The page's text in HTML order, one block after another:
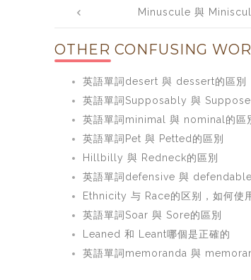
navigationMinuscule 與
OTHER CONFUSING
英語單詞desert 與 dessert的區別
英語單詞Supposably 與
英語單詞minimal 與 nominal的區
英語單詞Pet 與 Petted的區別
Hillbilly 與 Redneck的區別
英語單詞defensive 與 defendable
Ethnicity 与 Race的区别，如何使
英語單詞Soar 與 Sore的區別
Leaned 和 Leant哪個是正確的
英語單詞memoranda 與